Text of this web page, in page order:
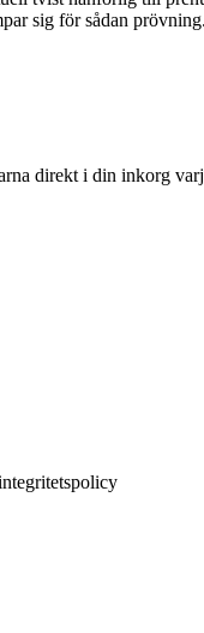
sig för sådan
direkt i din inkorg